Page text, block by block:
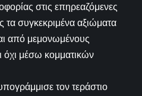
στις επηρεαζόμενες
τα συγκεκριμένα αξιώματα
από μεμονωμένους
όχι μέσω κομματικών
τον τεράστιο